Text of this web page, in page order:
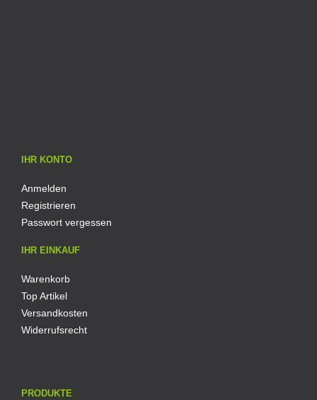
IHR KONTO
Anmelden
Registrieren
Passwort vergessen
IHR EINKAUF
Warenkorb
Top Artikel
Versandkosten
Widerrufsrecht
PRODUKTE